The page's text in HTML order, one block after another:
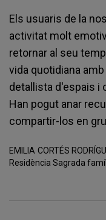
Els usuaris de la
activitat molt
retornar al seu
vida quotidiana
detallista d'espais i
Han pogut anar
compartir-los en
EMILIA CORTÉS
Residència Sagrada